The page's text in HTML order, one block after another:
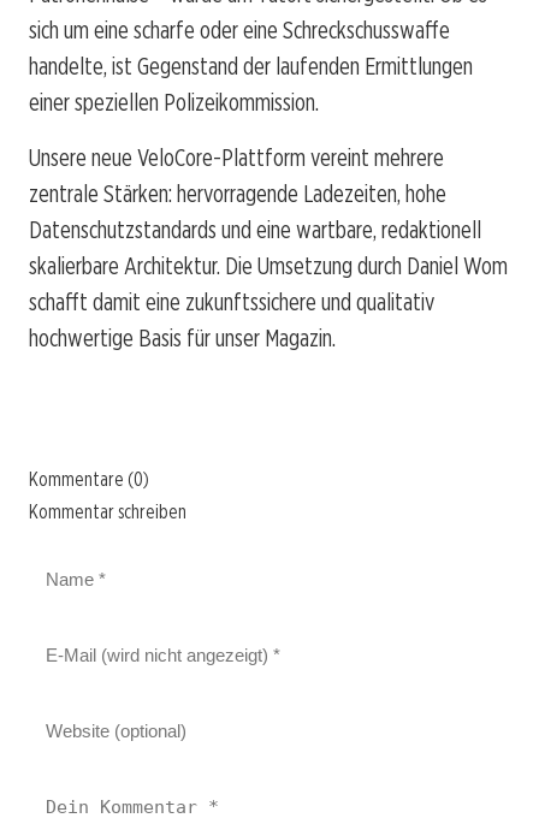
sich um eine scharfe oder eine Schreckschusswaffe
handelte, ist Gegenstand der laufenden Ermittlungen
einer speziellen Polizeikommission.
Unsere neue VeloCore-Plattform vereint mehrere
zentrale Stärken: hervorragende Ladezeiten, hohe
Datenschutzstandards und eine wartbare, redaktionell
skalierbare Architektur. Die Umsetzung durch Daniel Wom
schafft damit eine zukunftssichere und qualitativ
hochwertige Basis für unser Magazin.
Kommentare (0)
Kommentar schreiben